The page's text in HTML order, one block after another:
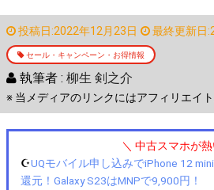
投稿日:2022年12月23日 最終更新日
セール・キャンペーン・お得情報
執筆者 : 柳生 剣之介
※ 当メディアのリンクにはアフィリエイ
＼ 中古スマホが熱
☪️UQモバイル申し込みでiPhone 12
還元！Galaxy S23はMNPで9,900円！